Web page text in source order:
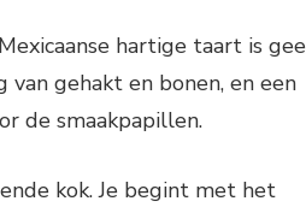
hartige taart is
gehakt en bonen, en een
de smaakpapillen.
kok. Je begint met het